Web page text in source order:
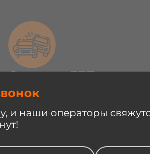
и наши операторы
Скрытые ДТП
На вторичном рынке есть
износом или угоном, со
скрученным пробегом и
серьёзных ДТП. Проверить
везение.